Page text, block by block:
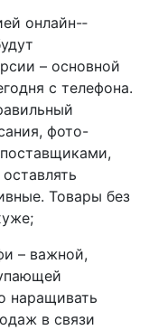
онлайн-­
– основной
с телефона.
фото-
Товары без
– важной,
наращивать
в связи